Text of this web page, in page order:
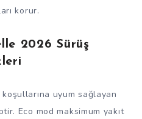
korur.
2026 Sürüş
uyum sağlayan
Eco mod maksimum yakıt